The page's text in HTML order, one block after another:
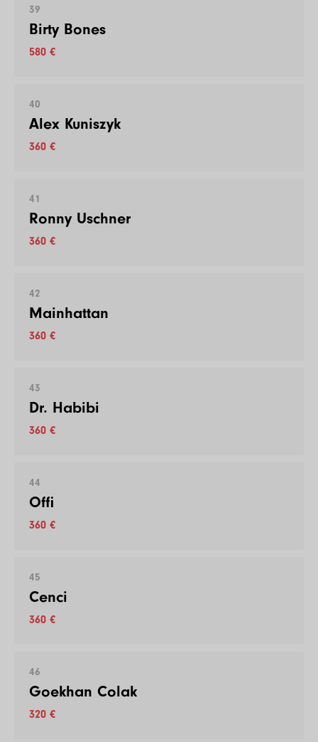
39
Birty Bones
580 €
40
Alex Kuniszyk
360 €
41
Ronny Uschner
360 €
42
Mainhattan
360 €
43
Dr. Habibi
360 €
44
Offi
360 €
45
Cenci
360 €
46
Goekhan Colak
320 €